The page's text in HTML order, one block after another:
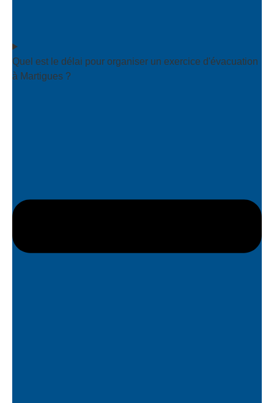
Quel est le délai pour organiser un exercice d'évacuation
à Martigues ?